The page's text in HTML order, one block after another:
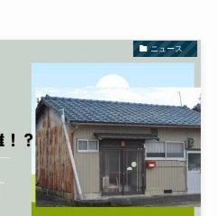
ニュース